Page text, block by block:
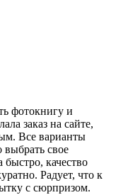
фотокнигу и
заказ на сайте,
Все варианты
свое
качество
Радует, что к
с сюрпризом.